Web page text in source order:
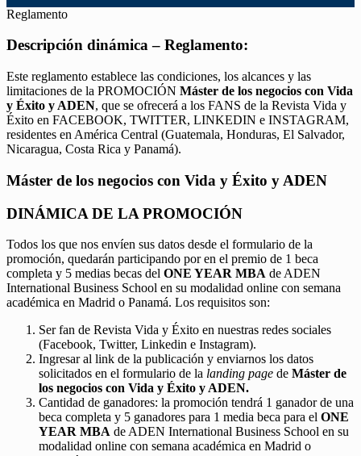
Reglamento
Descripción dinámica – Reglamento:
Este reglamento establece las condiciones, los alcances y las
limitaciones de la PROMOCIÓN Máster de los negocios con Vida
y Éxito y ADEN, que se ofrecerá a los FANS de la Revista Vida y
Éxito en FACEBOOK, TWITTER, LINKEDIN e INSTAGRAM,
residentes en América Central (Guatemala, Honduras, El Salvador,
Nicaragua, Costa Rica y Panamá).
Máster de los negocios con Vida y Éxito y ADEN
DINÁMICA DE LA PROMOCIÓN
Todos los que nos envíen sus datos desde el formulario de la
promoción, quedarán participando por en el premio de 1 beca
completa y 5 medias becas del ONE YEAR MBA de ADEN
International Business School en su modalidad online con semana
académica en Madrid o Panamá. Los requisitos son:
Ser fan de Revista Vida y Éxito en nuestras redes sociales
(Facebook, Twitter, Linkedin e Instagram).
Ingresar al link de la publicación y enviarnos los datos
solicitados en el formulario de la landing page de Máster de
los negocios con Vida y Éxito y ADEN.
Cantidad de ganadores: la promoción tendrá 1 ganador de una
beca completa y 5 ganadores para 1 media beca para el ONE
YEAR MBA de ADEN International Business School en su
modalidad online con semana académica en Madrid o